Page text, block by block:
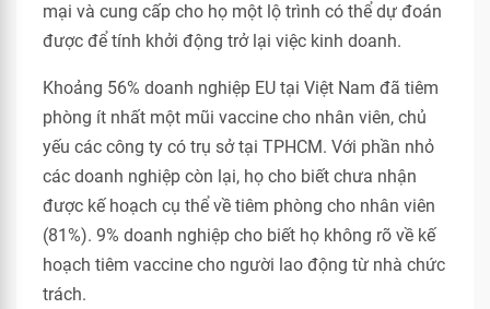
mại và cung cấp cho họ một lộ trình có thể dự đoán
được để tính khởi động trở lại việc kinh doanh.
Khoảng 56% doanh nghiệp EU tại Việt Nam đã tiêm
phòng ít nhất một mũi vaccine cho nhân viên, chủ
yếu các công ty có trụ sở tại TPHCM. Với phần nhỏ
các doanh nghiệp còn lại, họ cho biết chưa nhận
được kế hoạch cụ thể về tiêm phòng cho nhân viên
(81%). 9% doanh nghiệp cho biết họ không rõ về kế
hoạch tiêm vaccine cho người lao động từ nhà chức
trách.